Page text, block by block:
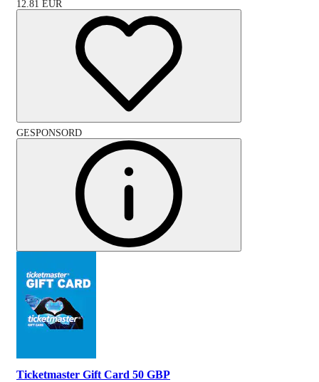
12.81 EUR
GESPONSORD
Ticketmaster Gift Card 50 GBP